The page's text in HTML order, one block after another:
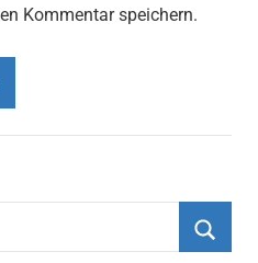
Kommentar speichern.